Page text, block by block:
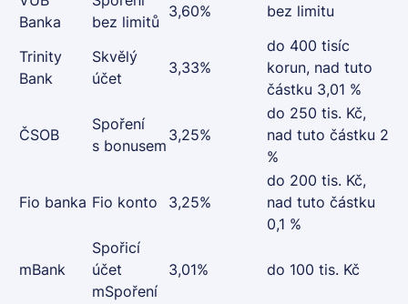
Banka
bez limitů
3,60% bez limitu
Trinity
Bank
Skvělý
účet
3,33%
do 400 tisíc
korun, nad tuto
částku 3,01 %
ČSOB
Spoření
s bonusem
3,25%
do 250 tis. Kč,
nad tuto částku 2
%
Fio banka Fio konto 3,25%
do 200 tis. Kč,
nad tuto částku
0,1 %
mBank
Spořicí
účet
mSpoření
3,01% do 100 tis. Kč